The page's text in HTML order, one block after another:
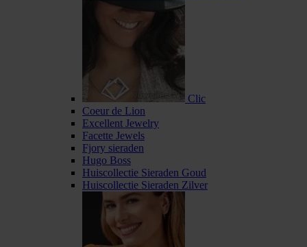
Clic
Coeur de Lion
Excellent Jewelry
Facette Jewels
Fjory sieraden
Hugo Boss
Huiscollectie Sieraden Goud
Huiscollectie Sieraden Zilver